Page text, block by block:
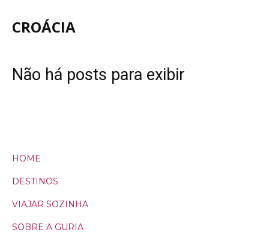
CROÁCIA
Não há posts para exibir
HOME
DESTINOS
VIAJAR SOZINHA
SOBRE A GURIA